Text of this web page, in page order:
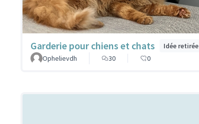
Garderie pour chiens et chats
Idée retirée
Ophelievdh
30 0